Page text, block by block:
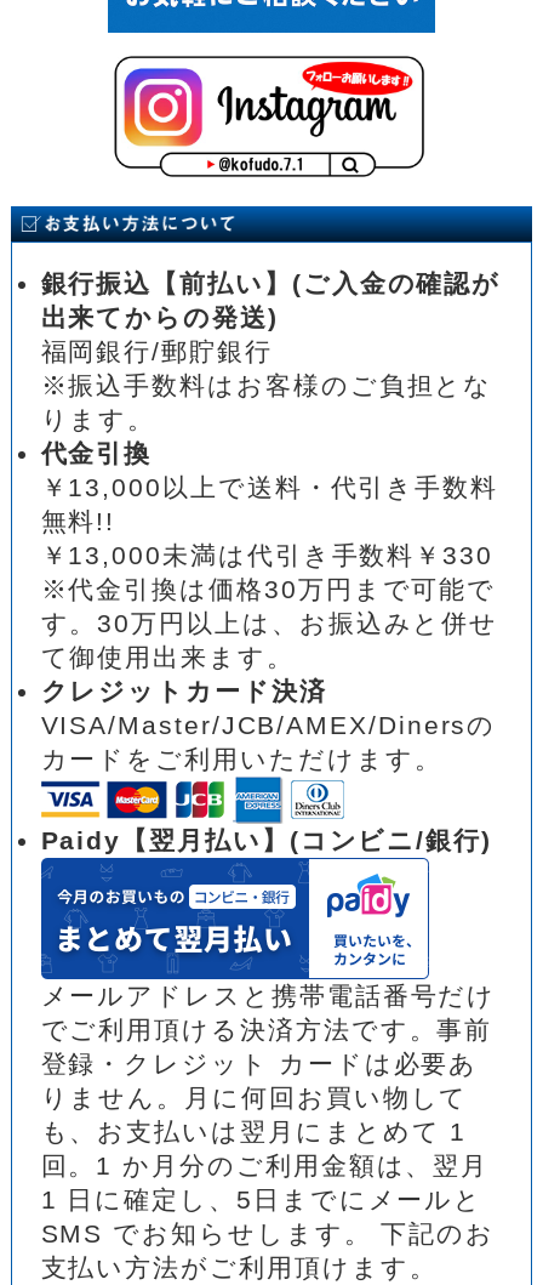
銀行振込【前払い】(ご入金の確認が
出来てからの発送)
福岡銀行/郵貯銀行
※振込手数料はお客様のご負担とな
ります。
代金引換
￥13,000以上で送料・代引き手数料
無料!!
￥13,000未満は代引き手数料￥330
※代金引換は価格30万円まで可能で
す。30万円以上は、お振込みと併せ
て御使用出来ます。
クレジットカード決済
VISA/Master/JCB/AMEX/Dinersの
カードをご利用いただけます。
Paidy【翌月払い】(コンビニ/銀行)
メールアドレスと携帯電話番号だけ
でご利用頂ける決済方法です。事前
登録・クレジット カードは必要あ
りません。月に何回お買い物して
も、お支払いは翌月にまとめて 1
回。1 か月分のご利用金額は、翌月
1 日に確定し、5日までにメールと
SMS でお知らせします。 下記のお
支払い方法がご利用頂けます。